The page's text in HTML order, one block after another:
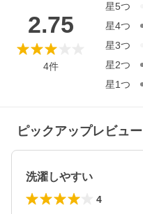
2.75
4件
星5つ
星4つ
星3つ
星2つ
星1つ
ピックアップレビュー
洗濯しやすい
4